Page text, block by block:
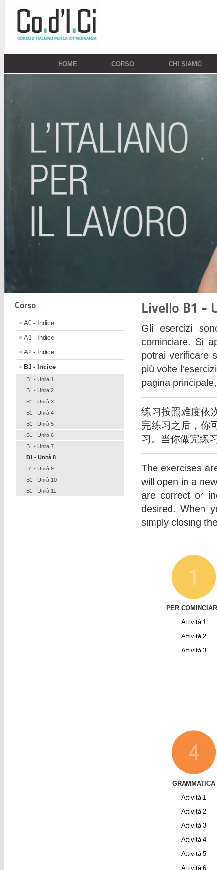
HOME CORSO CHI SIAMO
Corso
A0 - Indice
A1 - Indice
A2 - Indice
B1 - Indice
B1 - Unità 1
B1 - Unità 2
B1 - Unità 3
B1 - Unità 4
B1 - Unità 5
B1 - Unità 6
B1 - Unità 7
B1 - Unità 8
B1 - Unità 9
B1 - Unità 10
B1 - Unità 11
Livello B1 -
Gli esercizi
cominciare. Si
potrai verificare
più volte
pagina
练习按照难度依
完练习之后，你
习。当你做完练
The exercises
will open in a
are correct or
desired. When
simply closing
PER
Attività 1
Attività 2
Attività3
GRAMMATICA
Attività 1
Attività 2
Attività3
Attività4
Attività5
Attività6